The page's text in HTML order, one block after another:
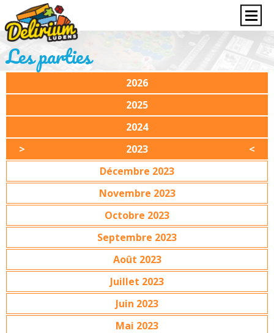
Les parties
2026
2025
2024
2023
Décembre 2023
Novembre 2023
Octobre 2023
Septembre 2023
Août 2023
Juillet 2023
Juin 2023
Mai 2023